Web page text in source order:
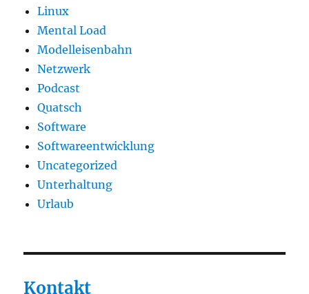
Linux
Mental Load
Modelleisenbahn
Netzwerk
Podcast
Quatsch
Software
Softwareentwicklung
Uncategorized
Unterhaltung
Urlaub
Kontakt